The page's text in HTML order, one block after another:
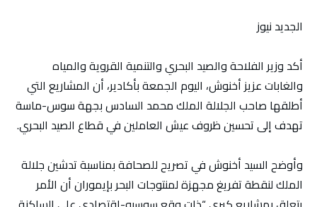
الجديد نيوز
أكد وزير الفلاحة والصيد البحري والتنمية القروية والمياه
والغابات عزيز أخنوش، اليوم الجمعة بأكادير، أن المشاريع التي
أطلقها صاحب الجلالة الملك محمد السادس بجهة سوس-ماسة
تهدف إلى تحسين ظروف عيش العاملين في قطاع الصيد البحري.
وأوضح السيد أخنوش في تصريح للصحافة بمناسبة تدشين جلالة
الملك لنقطة تفريغ مجهزة لمنتوجات البحر بإيموران أن الأمر